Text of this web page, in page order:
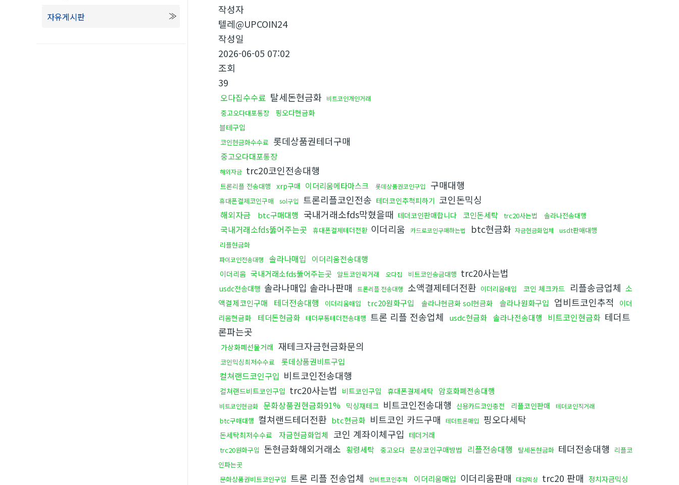
자유게시판
작성자
텔레@UPCOIN24
작성일
2026-06-05 07:02
조회
39
오다집수수료 탈세돈현금화 비트코인개인거래
중고오다대포통장
핑오다현금화
블테구입
코인현금화수수료 롯데상품권테더구매
중고오다대포통장
해외자금 trc20코인전송대행
트론리플 전송대행 xrp구매 이더리움메타마스크 롯데상품권코인구입 구매대행
휴대폰결제코인구매 sol구입 트론리플코인전송 테더코인추척피하기 코인돈믹싱
해외자금 btc구매대행 국내거래소fds막혔을때 테더코인판매합니다 코인돈세탁 trc20사는법 솔라나전송대행
국내거래소fds뚫어주는곳 휴대폰결제테더전환 이더리움 카드로코인구매하는법 btc현금화 자금현금화업체
usdt판매대행
리플현금화
파이코인전송대행 솔라나매입 이더리움전송대행
이더리움 국내거래소fds뚫어주는곳 알트코인퀵거래 오다집 비트코인송금대행 trc20사는법
usdc전송대행 솔라나매입 솔라나판매 트론리플 전송대행 소액결제테더전환 이더리움매입 코인 체크카드 리플송금업체 소
액결제코인구매
테더전송대행 이더리움매입 trc20원화구입 솔라나현금화 sol현금화 솔라나원화구입 업비트코인추적
이더
리움현금화
테더돈현금화 테더무통테더전송대행 트론 리플 전송업체 usdc현금화 솔라나전송대행 비트코인현금화 테더트
론파는곳
가상화폐선물거래 재테크자금현금화문의
코인믹싱최저수수료 롯데상품권비트구입
컬쳐랜드코인구입 비트코인전송대행
컬쳐랜드비트코인구입 trc20사는법 비트코인구입 휴대폰결제세탁 암호화폐전송대행
비트코인현금화 문화상품권현금화91% 믹싱재테크 비트코인전송대행 신용카드코인충전 리플코인판매 테더코인직거래
btc구매대행 컬쳐랜드테더전환 btc현금화 비트코인 카드구매 테더트론매입 핑오다세탁
돈세탁최저수수료 자금현금화업체 코인 계좌이체구입 테더거래
trc20원화구입 돈현금화해외거래소 횡령세탁 중고오다 문상코인구매방법 리플전송대행 탈세돈현금화 테더전송대행
리플코
인파는곳
문화상품권비트코인구입 트론 리플 전송업체 업비트코인추적 이더리움매입 이더리움판매 대검믹싱 trc20 판매 정치자금믹싱